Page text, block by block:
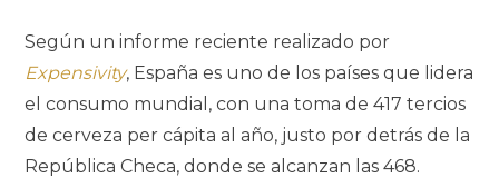
Según un informe reciente realizado por
Expensivity, España es uno de los países que lidera
el consumo mundial, con una toma de 417 tercios
de cerveza per cápita al año, justo por detrás de la
República Checa, donde se alcanzan las 468.